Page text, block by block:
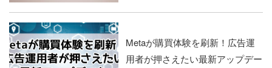
Metaが購買体験を刷新！広告運
用者が押さえたい最新アップデー